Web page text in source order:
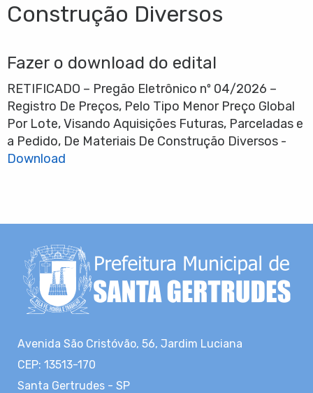
Construção Diversos
Fazer o download do edital
RETIFICADO – Pregão Eletrônico nº 04/2026 –
Registro De Preços, Pelo Tipo Menor Preço Global
Por Lote, Visando Aquisições Futuras, Parceladas e
a Pedido, De Materiais De Construção Diversos -
Download
Avenida São Cristóvão, 56, Jardim Luciana
CEP: 13513-170
Santa Gertrudes - SP